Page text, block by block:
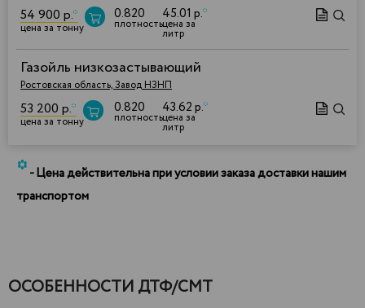
54 900 р.*
цена за тонну
0.820
плотность
45.01 р.*
цена за
литр
Газойль низкозастывающий
Ростовская область, Завод НЗНП
53 200 р.*
цена за тонну
0.820
плотность
43.62 р.*
цена за
литр
*- Цена действительна при условии заказа доставки нашим
транспортом
ОСОБЕННОСТИ ДТФ/СМТ